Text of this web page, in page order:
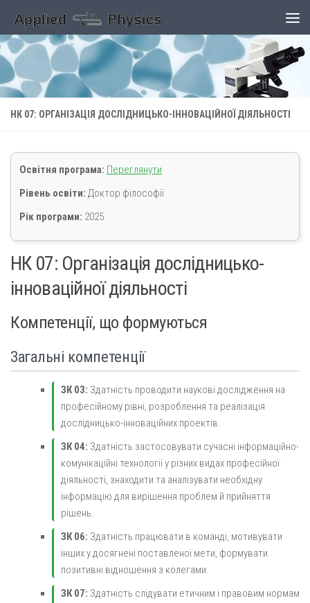
Skip to content
НК 07: ОРГАНІЗАЦІЯ ДОСЛІДНИЦЬКО-ІННОВАЦІЙНОЇ ДІЯЛЬНОСТІ
Освітня програма: Переглянути
Рівень освіти: Доктор філософії
Рік програми: 2025
НК 07: Організація дослідницько-
інноваційної діяльності
Компетенції, що формуються
Загальні компетенції
ЗК 03: Здатність проводити наукові дослідження на
професійному рівні, розроблення та реалізація
дослідницько-інноваційних проектів.
ЗК 04: Здатність застосовувати сучасні інформаційно-
комунікаційні технології у різних видах професійної
діяльності, знаходити та аналізувати необхідну
інформацію для вирішення проблем й прийняття
рішень.
ЗК 06: Здатність працювати в команді, мотивувати
інших у досягнені поставленої мети, формувати
позитивні відношення з колегами.
ЗК 07: Здатність слідувати етичним і правовим нормам